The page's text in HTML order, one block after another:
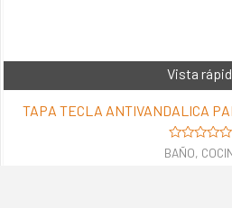
Vista
TAPA TECLA ANTIVANDALICA
Valorado
en
BAÑO,